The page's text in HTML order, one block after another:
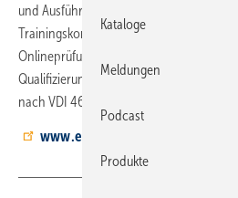
und Ausführung von
Trainingskonzept für Errichter und Planer
Onlineprüfung beim VDI erhalten die
Qualifizierungsnachweis „Sachkundiger
nach VDI 4645“. Die Trainings finden in
www.ecodan.de/trainings-
Kataloge
Meldungen
Podcast
Produkte